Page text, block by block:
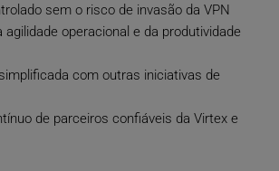
sem o risco de invasão da VPN
agilidade operacional e da produtividade
com outras iniciativas de
de parceiros confiáveis da Virtex e